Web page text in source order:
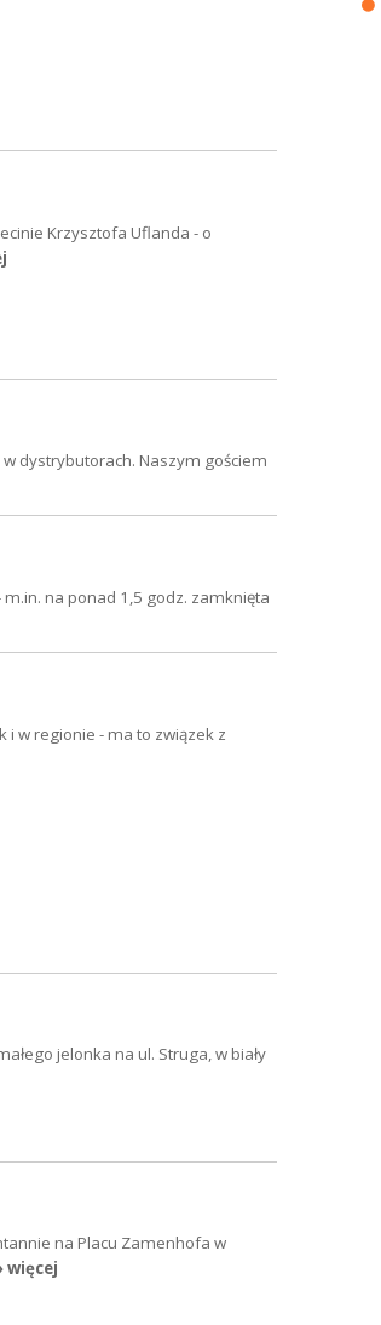
Krzysztofa Uflanda - o
dystrybutorach. Naszym gościem
na ponad 1,5 godz. zamknięta
i w regionie - ma to związek z
jelonka na ul. Struga, w biały
na Placu Zamenhofa w
więcej